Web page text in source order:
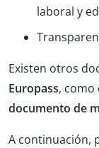
laboral y
Existen otros
Europass, como
documento de
A continuación,